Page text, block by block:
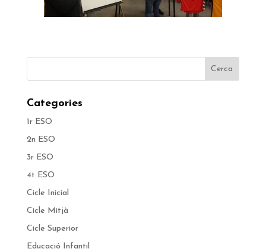
Categories
1r ESO
2n ESO
3r ESO
4t ESO
Cicle Inicial
Cicle Mitjà
Cicle Superior
Educació Infantil